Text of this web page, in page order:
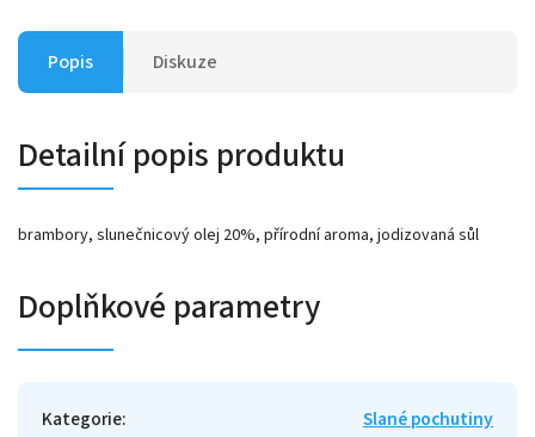
Popis Diskuze
Detailní popis produktu
brambory, slunečnicový olej 20%, přírodní aroma, jodizovaná sůl
Doplňkové parametry
Kategorie:
Slané pochutiny